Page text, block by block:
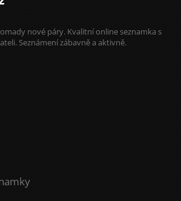
nové páry. Kvalitní online seznamka s
Seznámení zábavně a aktivně.